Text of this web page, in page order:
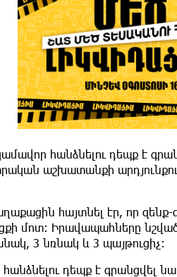
հանձնելու դեպք է
աշխատանքի
հայտնել էր, որ
մոտ։ Իրավապահները նշված
3 նռնակ և 3 պայթուցիչ։
դեպք է գրանցվել